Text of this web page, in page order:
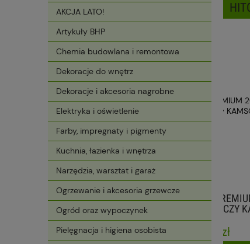
AKCJA LATO!
Artykuły BHP
Chemia budowlana i remontowa
Dekoracje do wnętrz
Dekoracje i akcesoria nagrobne
Elektryka i oświetlenie
Farby, impregnaty i pigmenty
Kuchnia, łazienka i wnętrza
Narzędzia, warsztat i garaż
Ogrzewanie i akcesoria grzewcze
Ogród oraz wypoczynek
Pielęgnacja i higiena osobista
TABLETKI SOLNE PREMIUM 20 KG
SÓL DO ZMIĘKCZACZY KAMSOL
47,99 zł